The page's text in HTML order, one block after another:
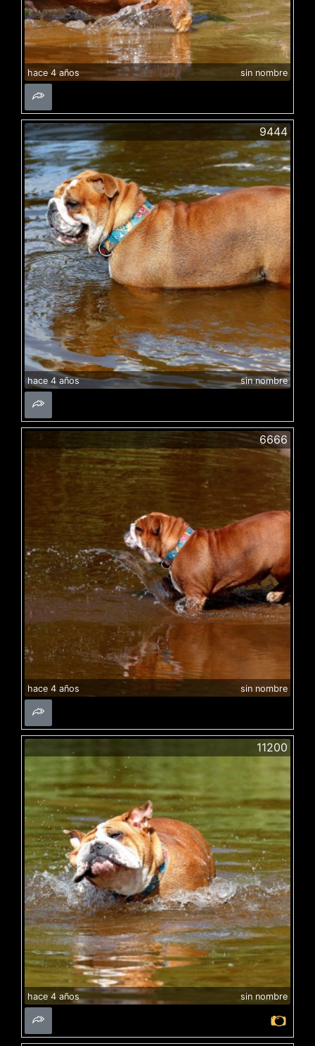
hace 4 años sin nombre
9444
hace 4 años sin nombre
6666
hace 4 años sin nombre
11200
hace 4 años sin nombre